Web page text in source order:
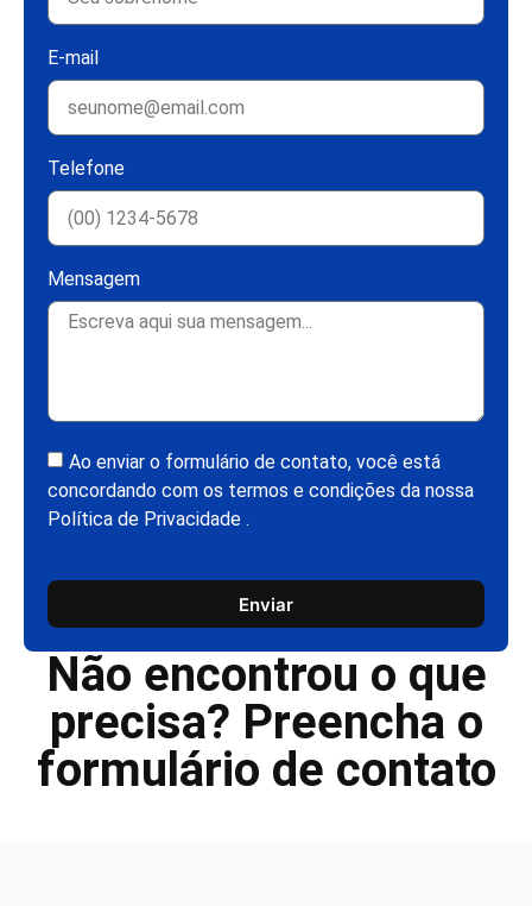
Não encontrou o que
precisa? Preencha o
formulário de contato
E-mail
Telefone
Mensagem
Ao enviar o formulário de contato, você está
concordando com os termos e condições da nossa
Política de Privacidade .
Enviar